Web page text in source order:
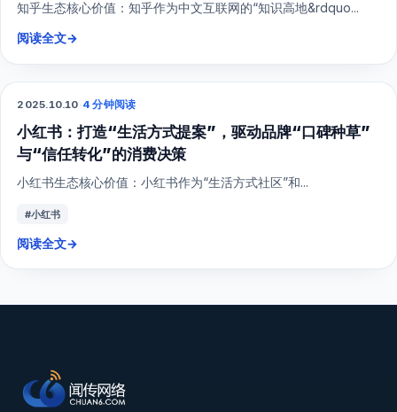
知乎生态核心价值：知乎作为中文互联网的“知识高地&rdquo...
阅读全文→
小红书
2025.10.10·4 分钟阅读
小红书：打造“生活方式提案”，驱动品牌“口碑种草”
与“信任转化”的消费决策
小红书生态核心价值：小红书作为“生活方式社区”和...
#小红书
阅读全文→